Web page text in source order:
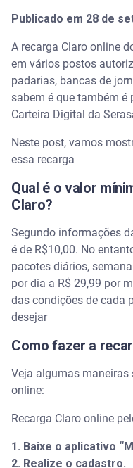
Publicado em 28 de
A recarga Claro online
em vários postos
padarias, bancas de
sabem é que também é
Carteira Digital da
Neste post, vamos
essa recarga
Qual é o valor
Claro?
Segundo informações
é de R$10,00. No
pacotes diários,
por dia a R$ 29,99 por
das condições de cada
desejar
Como fazer a
Veja algumas maneiras
online:
Recarga Claro online
1. Baixe o aplicativo
2. Realize o cadastro.